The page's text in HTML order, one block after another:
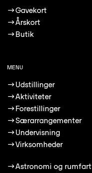
→Gavekort
→Årskort
→Butik
MENU
→Udstillinger
→Aktiviteter
→Forestillinger
→Særarrangementer
→Undervisning
→Virksomheder
→Astronomi og rumfart